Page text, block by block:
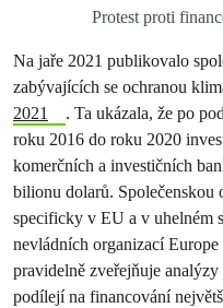
Protest proti
Na jaře 2021 publikovalo
zabývajících se ochranou
2021
. Ta ukázala, že po
roku 2016 do roku 2020
komerčních a investičních
bilionu dolarů. Společenskou
specificky v EU a v uhelném
nevládních organizací
pravidelně zveřejňuje
podílejí na financování